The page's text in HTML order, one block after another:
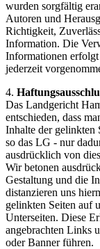
wurden sorgfältig
Autoren und
Richtigkeit,
Information. Die
Informationen erfolgt
jederzeit
4.
Das Landgericht
entschieden, dass
Inhalte der gelinkten
so das LG - nur
ausdrücklich von
Wir betonen
Gestaltung und die
distanzieren uns
gelinkten Seiten auf
Unterseiten. Diese
angebrachten Links
oder Banner führen.